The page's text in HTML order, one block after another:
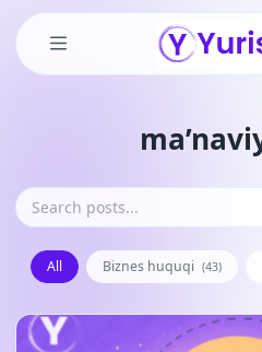
All Biznes huquqi (43)